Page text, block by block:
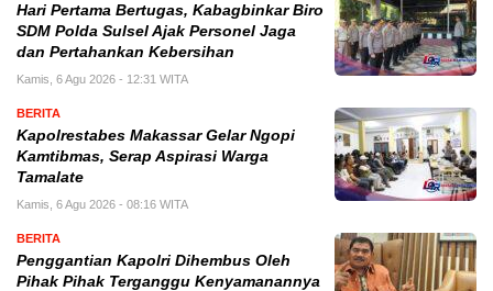
Hari Pertama Bertugas, Kabagbinkar Biro
SDM Polda Sulsel Ajak Personel Jaga
dan Pertahankan Kebersihan
Kamis, 6 Agu 2026 - 12:31 WITA
BERITA
Kapolrestabes Makassar Gelar Ngopi
Kamtibmas, Serap Aspirasi Warga
Tamalate
Kamis, 6 Agu 2026 - 08:16 WITA
BERITA
Penggantian Kapolri Dihembus Oleh
Pihak Pihak Terganggu Kenyamanannya